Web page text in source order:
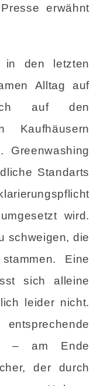
erwähnt
in den letzten
Alltag auf
auf den
Kaufhäusern
Greenwashing
Standarts
wird.
schweigen, die
Eine
sich alleine
leider nicht.
– am Ende
der durch